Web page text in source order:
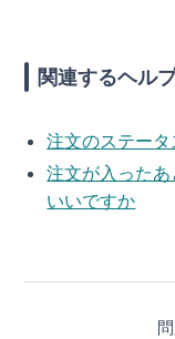
関連するヘル
注文のステー
注文が入った
いいですか